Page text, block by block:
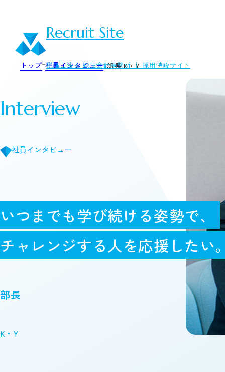
Recruit Site
税理士法人 森田会計事務所 ｜ 採用特設サイト
トップ 社員インタビュー 部長 K・Y
社員インタビュー
Interview
いつまでも学び続ける姿勢で、
チャレンジする人を応援したい
部長
K・Y